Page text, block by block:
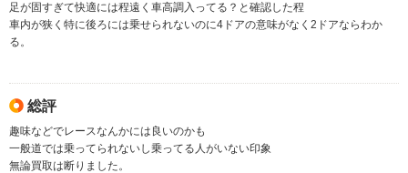
足が固すぎて快適には程遠く車高調入ってる？と確認した程
車内が狭く特に後ろには乗せられないのに4ドアの意味がなく2ドアならわか
る。
総評
趣味などでレースなんかには良いのかも
一般道では乗ってられないし乗ってる人がいない印象
無論買取は断りました。